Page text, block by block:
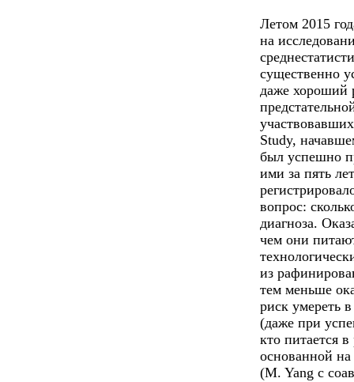
Летом 2015
на
существенно
даже хороший
Study,
был успешно
ими за пять
вопрос:
диагноза.
чем они
из
тем меньше
риск умереть
(даже при
кто питается
основанной
(M. Yang с